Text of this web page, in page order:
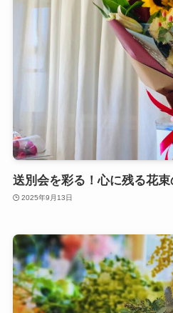
送別会を彩る！心に残る花
2025年9月13日